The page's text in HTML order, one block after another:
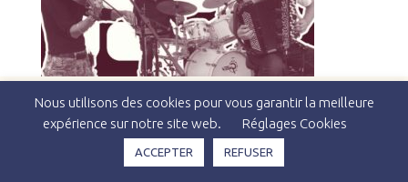
Copyright © 2026 Théâtre du Pavé & Studio Kiya -
de Confidentialité
Mentions Légales
Nous utilisons des cookies pour vous garantir la meilleure
expérience sur notre site web.
Réglages Cookies
ACCEPTER REFUSER